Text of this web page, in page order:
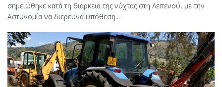
σημειώθηκε κατά τη διάρκεια της νύχτας στη Λεπενού, με την
Αστυνομία να διερευνά υπόθεση...